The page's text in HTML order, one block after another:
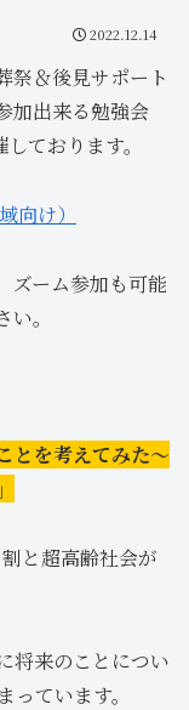
2022.12.14
祭＆後見サポート
加出来る勉強会
ております。
向け）
ズーム参加も可能
。
とを考えてみた～
と超高齢社会が
将来のことについ
ています。